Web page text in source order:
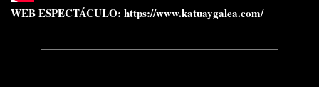
WEB ESPECTÁCULO: https://www.katuaygalea.com/